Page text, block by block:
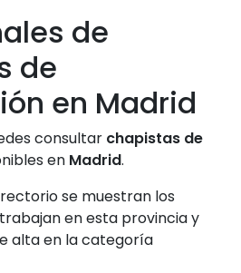
de
de
en Madrid
consultar chapistas de
en Madrid.
se muestran los
en esta provincia y
alta en la categoría